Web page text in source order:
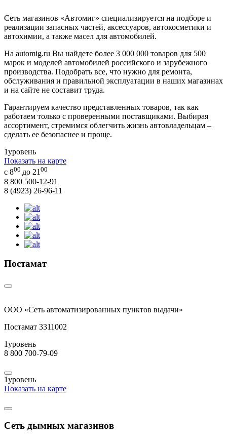
Сеть магазинов «Автомиг» специализируется на подборе и
реализации запасных частей, аксессуаров, автокосметики и
автохимии, а также масел для автомобилей.
На automig.ru Вы найдете более 3 000 000 товаров для 500
марок и моделей автомобилей российского и зарубежного
производства. Подобрать все, что нужно для ремонта,
обслуживания и правильной эксплуатации в наших магазинах
и на сайте не составит труда.
Гарантируем качество представленных товаров, так как
работаем только с проверенными поставщиками. Выбирая
ассортимент, стремимся облегчить жизнь автовладельцам –
сделать ее безопаснее и проще.
1уровень
Показать на карте
с 800 до 2100
8 800 500-12-91
8 (4923) 26-96-11
Постамат
ООО «Сеть автоматизированных пунктов выдачи»
Постамат 3311002
1уровень
8 800 700-79-09
1уровень
Показать на карте
Сеть дымных магазинов